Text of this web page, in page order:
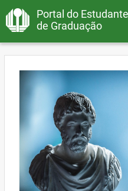
Portal do Estudante
de Graduação